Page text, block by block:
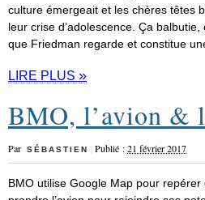
culture émergeait et les chères têtes
leur crise d’adolescence. Ça
que Friedman regarde et constitue
LIRE PLUS »
BMO, l’avion &
Par SÉBASTIEN |Publié :21 février 2017
BMO utilise Google Map pour